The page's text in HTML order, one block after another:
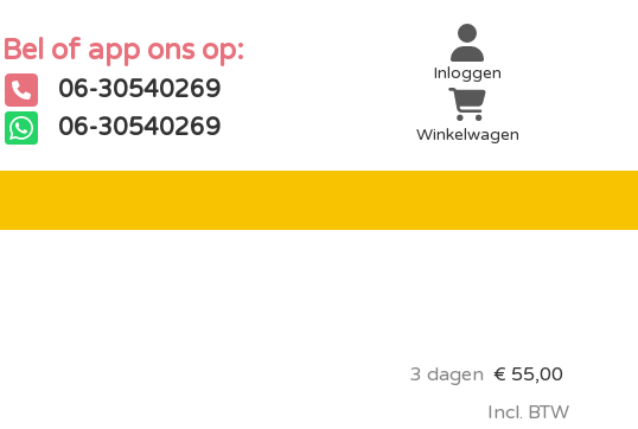
Bel of app ons op:
06-30540269
06-30540269
Inloggen
Winkelwagen
3 dagen € 55,00
Incl. BTW